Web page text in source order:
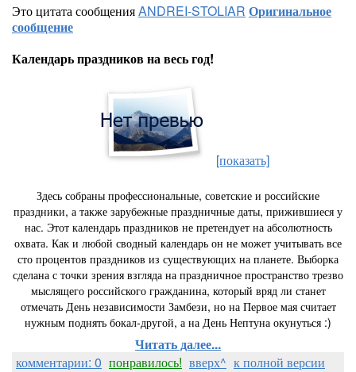
Это цитата сообщенияANDREI-STOLIAR Оригинальное
сообщение
Календарь праздников на весь год!
[показать]
Здесь собраны профессиональные, советские и российские
праздники, а также зарубежные праздничные даты, прижившиеся у
нас. Этот календарь праздников не претендует на абсолютность
охвата. Как и любой сводный календарь он не может учитывать все
сто процентов праздников из существующих на планете. Выборка
сделана с точки зрения взгляда на праздничное пространство трезво
мыслящего российского гражданина, который вряд ли станет
отмечать День независимости Замбези, но на Первое мая считает
нужным поднять бокал-другой, а на День Нептуна окунуться :)
Читать далее...
комментарии: 0 понравилось! вверх^ к полной версии